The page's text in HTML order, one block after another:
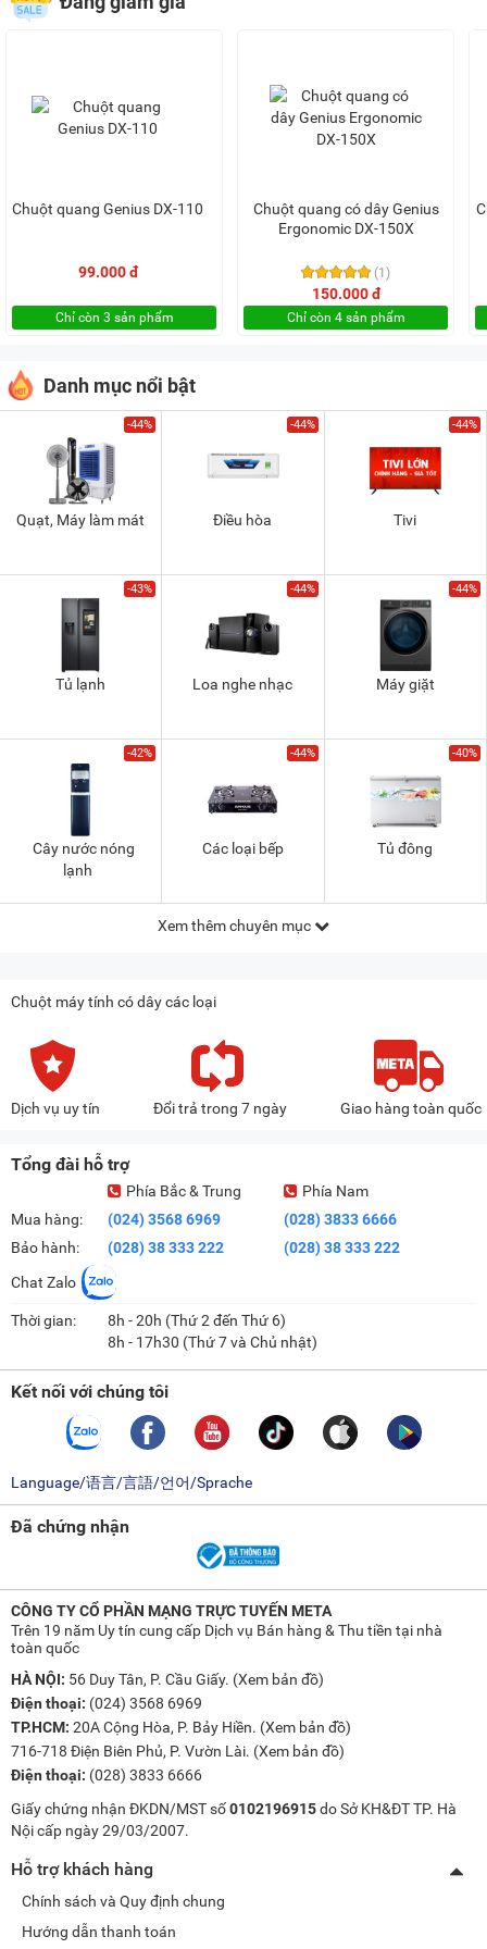
Chuột quang Genius DX-110
99.000 đ
Chỉ còn 3 sản phẩm
Chuột quang có dây Genius
Ergonomic DX-150X
(1)
150.000 đ
Chỉ còn 4 sản phẩm
Danh mục nổi bật
-44%
Quạt, Máy làm mát
-44%
Điều hòa
-44%
Tivi
-43%
Tủ lạnh
-44%
Loa nghe nhạc
-44%
Máy giặt
-42%
Cây nước nóng
lạnh
-44%
Các loại bếp
-40%
Tủ đông
Xem thêm chuyên mục
Chuột máy tính có dây các loại
Dịch vụ uy tín Đổi trả trong 7 ngày Giao hàng toàn quốc
Tổng đài hỗ trợ
Mua hàng:
Bảo hành:
Phía Bắc & Trung
(024) 3568 6969
(028) 38 333 222
Phía Nam
(028) 3833 6666
(028) 38 333 222
Chat Zalo
Thời gian:
8h - 20h (Thứ 2 đến Thứ 6)
8h - 17h30 (Thứ 7 và Chủ nhật)
Kết nối với chúng tôi
Language/语言/言語/언어/Sprache
Đã chứng nhận
CÔNG TY CỔ PHẦN MẠNG TRỰC TUYẾN META
Trên 19 năm Uy tín cung cấp Dịch vụ Bán hàng & Thu tiền tại nhà
toàn quốc
HÀ NỘI: 56 Duy Tân, P. Cầu Giấy. (Xem bản đồ)
Điện thoại: (024) 3568 6969
TP.HCM: 20A Cộng Hòa, P. Bảy Hiền. (Xem bản đồ)
716-718 Điện Biên Phủ, P. Vườn Lài. (Xem bản đồ)
Điện thoại: (028) 3833 6666
Giấy chứng nhận ĐKDN/MST số0102196915do Sở KH&ĐT TP. Hà
Nội cấp ngày 29/03/2007.
Hỗ trợ khách hàng
Chính sách và Quy định chung
Hướng dẫn thanh toán